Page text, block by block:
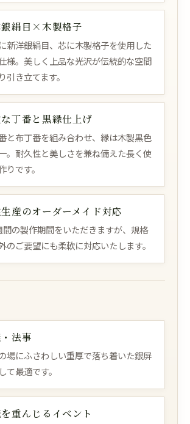
絹目×木製格子
新洋銀絹目、芯に木製格子を使用した
様。美しく上品な光沢が伝統的な空間
引き立てます。
丁番と黒縁仕上げ
と布丁番を組み合わせ、縁は木製黒色
。耐久性と美しさを兼ね備えた長く使
りです。
産のオーダーメイド対応
間の製作期間をいただきますが、規格
のご要望にも柔軟に対応いたします。
法事
場にふさわしい重厚で落ち着いた銀屏
て最適です。
重んじるイベント